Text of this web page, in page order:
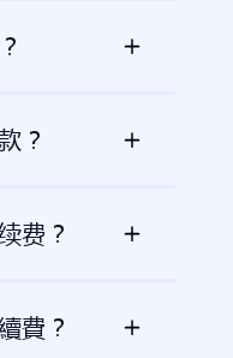
？
费？
費？